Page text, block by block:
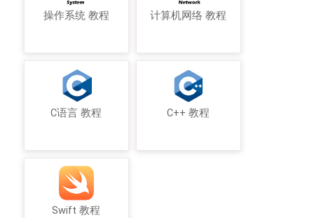
操作系统 教程 计算机网络 教程
C语言 教程 C++ 教程
Swift 教程